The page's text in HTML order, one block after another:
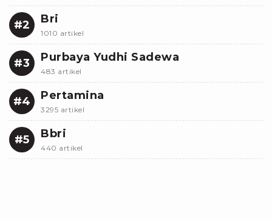
#2 Bri
1010 artikel
#3 Purbaya Yudhi Sadewa
483 artikel
#4 Pertamina
3295 artikel
#5 Bbri
440 artikel